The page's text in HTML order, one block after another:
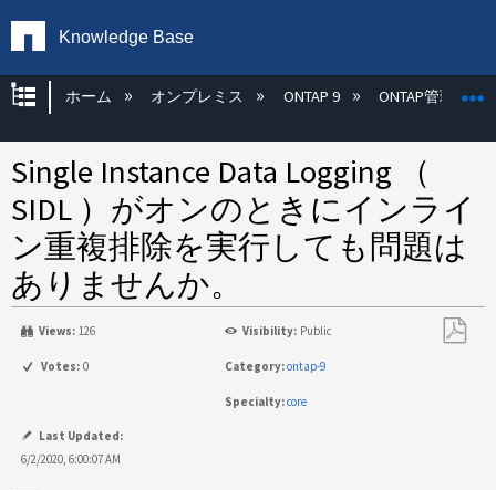
Knowledge Base
グローバル階層を展開/折りたたむ
ホーム オンプレミス ONTAP 9 ONTAP管理
Single Instance Data Logging （
SIDL ）がオンのときにインライ
ン重複排除を実行しても問題は
ありませんか。
Views: 126 Visibility: Public
Votes: 0 Category:ontap-9
Specialty:core
Last Updated:
6/2/2020, 6:00:07 AM